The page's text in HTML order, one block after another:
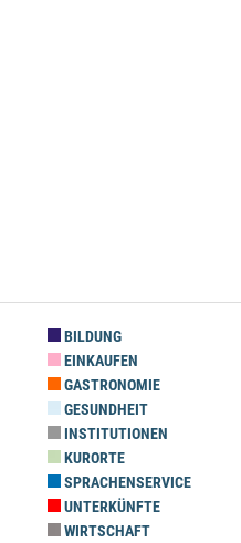
BILDUNG
EINKAUFEN
GASTRONOMIE
GESUNDHEIT
INSTITUTIONEN
KURORTE
SPRACHENSERVICE
UNTERKÜNFTE
WIRTSCHAFT